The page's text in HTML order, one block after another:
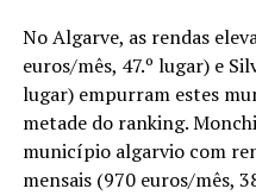
No Algarve, as rendas
euros/mês, 47.º lugar) e
lugar) empurram estes
metade do ranking.
município algarvio com
mensais (970 euros/mês,